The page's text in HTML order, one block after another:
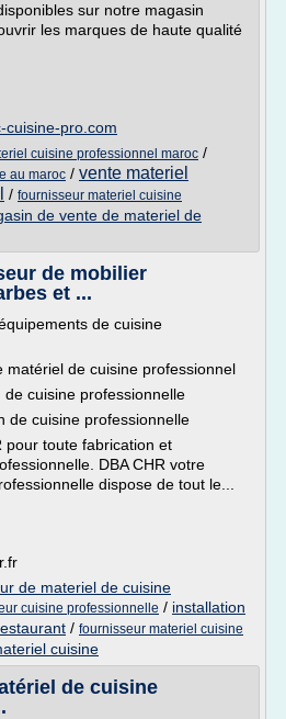
sur notre magasin
les marques de haute qualité
cuisine-pro.com
cuisine professionnel maroc /
au maroc / vente materiel
/ fournisseur materiel cuisine
de vente de materiel de
de mobilier
et ...
de cuisine
matériel de cuisine professionnel
cuisine professionnelle
de cuisine professionnelle
pour toute fabrication et
DBA CHR votre
dispose de tout le...
de materiel de cuisine
cuisine professionnelle / installation
/ fournisseur materiel cuisine
cuisine
de cuisine